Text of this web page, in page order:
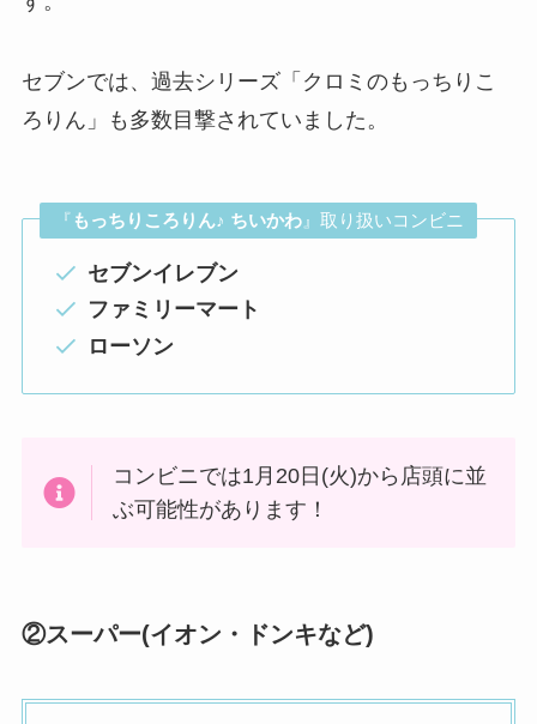
セブンでは、過去シリーズ「クロミのもっちりこ
ろりん」も多数目撃されていました。
『 もっちりころりん♪ ちいかわ』取り扱いコンビニ
セブンイレブン
ファミリーマート
ローソン
コンビニでは1月20日(火)から店頭に並
ぶ可能性があります！
②スーパー(イオン・ドンキなど)